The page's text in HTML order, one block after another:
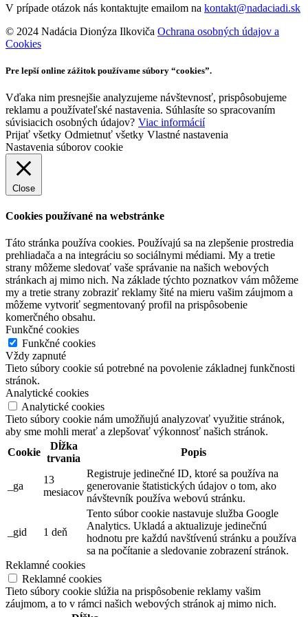
V prípade otázok nás kontaktujte emailom na kontakt@nadaciadi.sk
© 2024 Nadácia Dionýza Ilkoviča Ochrana osobných údajov a
Cookies
Pre lepší online zážitok používame súbory “cookies”.
Vďaka nim presnejšie analyzujeme návštevnosť, prispôsobujeme
reklamu a používateľské nastavenia. Súhlasíte so spracovaním
súvisiacich osobných údajov? Viac informácií
Prijať všetky Odmietnuť všetky Vlastné nastavenia
Nastavenia súborov cookie
Close
Cookies používané na webstránke
Táto stránka používa cookies. Používajú sa na zlepšenie prostredia
prehliadača a na integráciu so sociálnymi médiami. My a tretie
strany môžeme sledovať vaše správanie na našich webových
stránkach aj mimo nich. Na základe týchto poznatkov vám môžeme
my a tretie strany zobraziť reklamy šité na mieru vašim záujmom a
môžeme vytvoriť segmentovaný profil na prispôsobenie
komerčného obsahu.
Funkčné cookies
Funkčné cookies
Vždy zapnuté
Tieto súbory cookie sú potrebné na povolenie základnej funkčnosti
stránok.
Analytické cookies
Analytické cookies
Tieto súbory cookie nám umožňujú analyzovať využitie stránok,
aby sme mohli merať a zlepšovať výkonnosť našich stránok.
Cookie
Dĺžka
trvania
Popis
_ga
13
mesiacov
Registruje jedinečné ID, ktoré sa používa na
generovanie štatistických údajov o tom, ako
návštevník používa webovú stránku.
_gid 1 deň
Tento súbor cookie nastavuje služba Google
Analytics. Ukladá a aktualizuje jedinečnú
hodnotu pre každú navštívenú stránku a používa
sa na počítanie a sledovanie zobrazení stránok.
Reklamné cookies
Reklamné cookies
Tieto súbory cookie slúžia na prispôsobenie reklamy vašim
záujmom, a to v rámci našich webových stránok aj mimo nich.